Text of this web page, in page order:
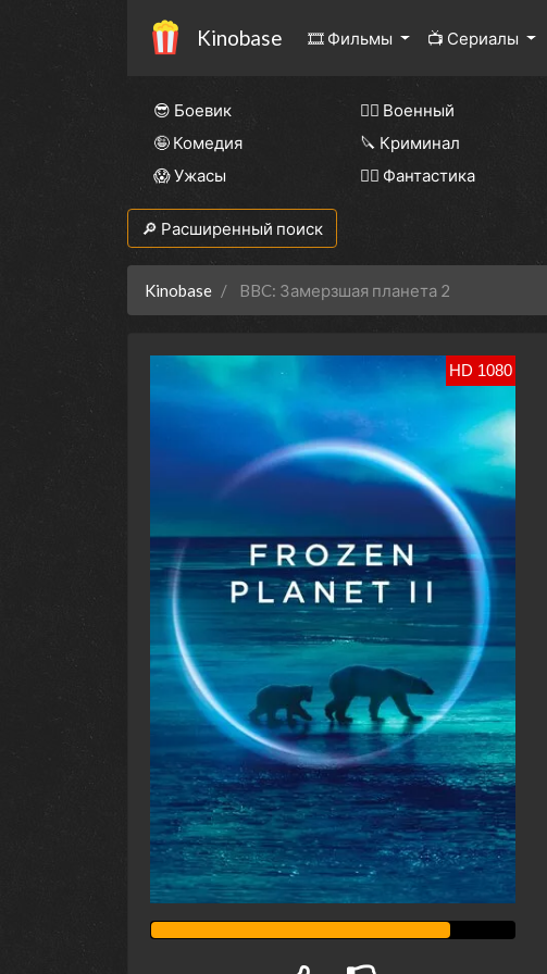
Kinobase 🎞 Фильмы 📺 Сериалы
😎 Боевик 👨‍✈️ Военный
🤪 Комедия
🔪 Криминал
😱 Ужасы
🧙‍♀️ Фантастика
🔎 Расширенный поиск
Kinobase BBC: Замерзшая планета 2
HD 1080